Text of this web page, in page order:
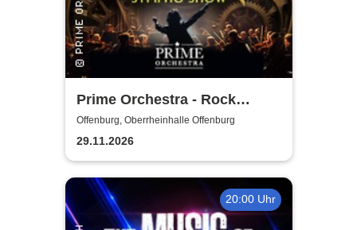
Prime Orchestra - Rock
Sympho Show
Offenburg, Oberrheinhalle Offenburg
29.11.2026
20:00 Uhr